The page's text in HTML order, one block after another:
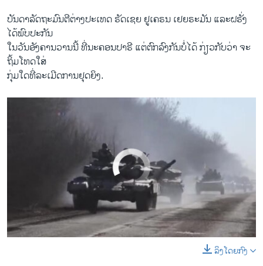
ບັນດາ​ລັດຖະມົນຕີ​ຕ່າງປະ​ເທດ ຣັດ​ເຊຍ ຢູ​ເຄຣນ ​ເຢຍຣະມັນ ​ແລະ​ຝຣັ່ງ ​
ໄດ້​ພົບ​ປະກັນ​
ໃນ​ວັນ​ອັງຄານ​ວານ​ນີ້ ​ທີ່ນະຄອນ​ປາຣີ ​ແຕ່​ຕົກລົງກັນບໍ່ໄດ້ ​ກ່ຽວກັບ​ວ່າ ຈະ​
ຖິ້ມໂທດໃສ່
ກຸ່ມໃດ​ທີ່​ລະເມີດການຢຸດ​ຍິງ.
SHARE
No media source currently available
ລິງໂດຍກົງ